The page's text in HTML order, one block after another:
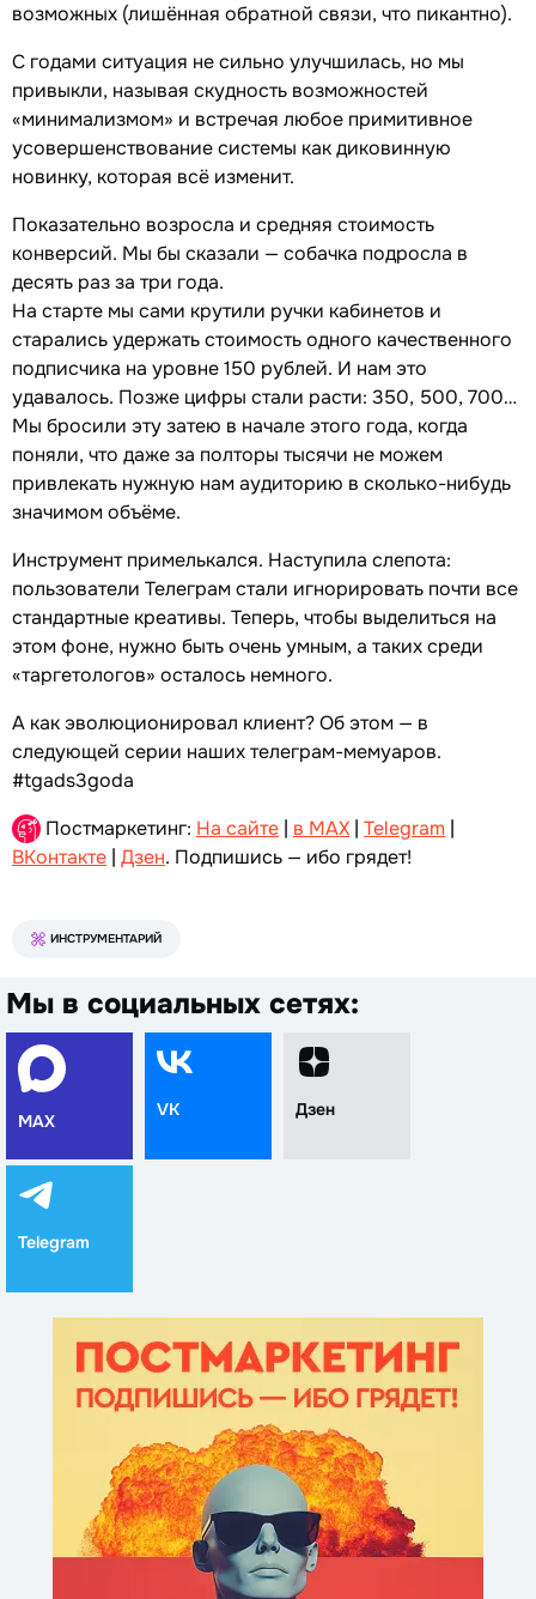
возможных (лишённая обратной связи, что пикантно).
С годами ситуация не сильно улучшилась, но мы
привыкли, называя скудность возможностей
«минимализмом» и встречая любое примитивное
усовершенствование системы как диковинную
новинку, которая всё изменит.
Показательно возросла и средняя стоимость
конверсий. Мы бы сказали — собачка подросла в
десять раз за три года.
На старте мы сами крутили ручки кабинетов и
старались удержать стоимость одного качественного
подписчика на уровне 150 рублей. И нам это
удавалось. Позже цифры стали расти: 350, 500, 700…
Мы бросили эту затею в начале этого года, когда
поняли, что даже за полторы тысячи не можем
привлекать нужную нам аудиторию в сколько-нибудь
значимом объёме.
Инструмент примелькался. Наступила слепота:
пользователи Телеграм стали игнорировать почти все
стандартные креативы. Теперь, чтобы выделиться на
этом фоне, нужно быть очень умным, а таких среди
«таргетологов» осталось немного.
А как эволюционировал клиент? Об этом — в
следующей серии наших телеграм-мемуаров.
#tgads3goda
Постмаркетинг: На сайте | в MAX | Telegram |
ВКонтакте | Дзен. Подпишись — ибо грядет!
ИНСТРУМЕНТАРИЙ
Мы в социальных сетях:
MAX
VK Дзен
Telegram